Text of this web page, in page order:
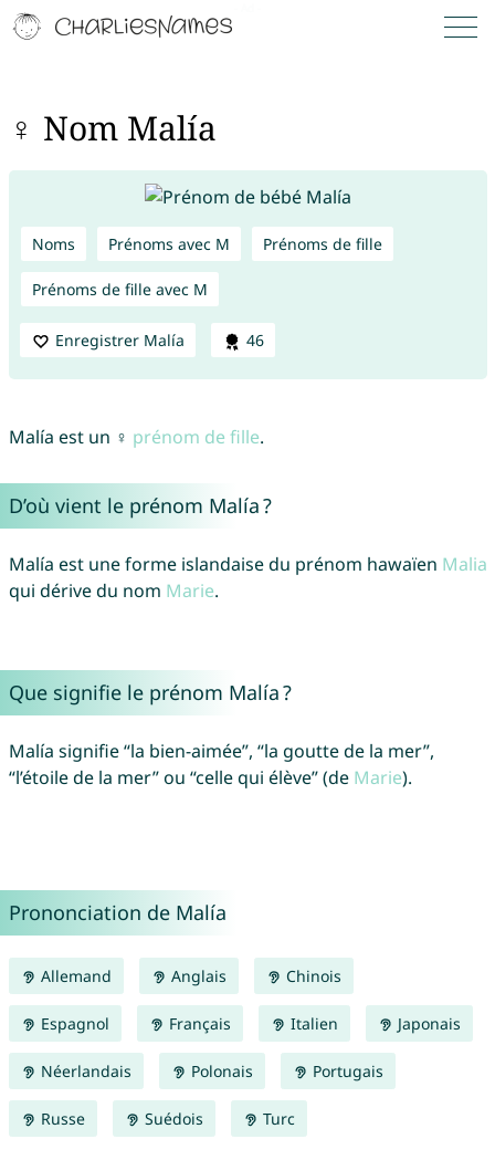
♀ Nom Malía
Noms Prénoms avec M Prénoms de fille
Prénoms de fille avec M
Enregistrer Malía 46
Malía est un ♀ prénom de fille.
D’où vient le prénom Malía ?
Malía est une forme islandaise du prénom hawaïen Malia
qui dérive du nom Marie.
Que signifie le prénom Malía ?
Malía signifie “la bien-aimée”, “la goutte de la mer”,
“l’étoile de la mer” ou “celle qui élève” (de Marie).
Prononciation de Malía
Allemand Anglais Chinois
Espagnol Français Italien Japonais
Néerlandais Polonais Portugais
Russe Suédois Turc